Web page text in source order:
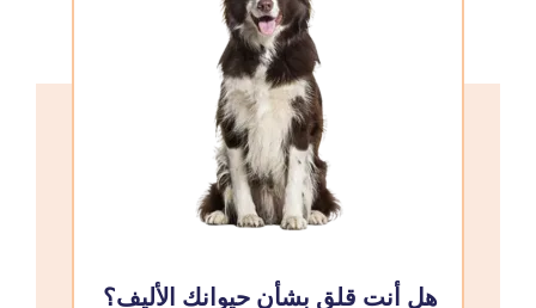
هل أنت قلق بشأن حيوانك الأليف؟